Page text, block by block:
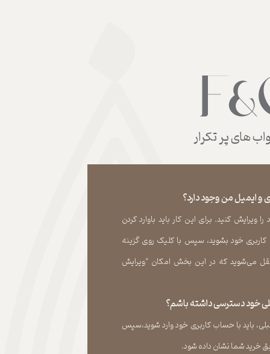
های پر تکرار
ایمیل من وجود دارد؟
کنید. برای این کار باید باوارد کردن
خود بشوید، سپس با کلیک روی گزینه
می‏‌شوید که در این بخش امکان “ویرایش
خود دسترسی داشته باشم؟
باید با حساب کاربری خود وارد شوید،سپس
خرید شما نشان داده ‏شود.​​​​​​​